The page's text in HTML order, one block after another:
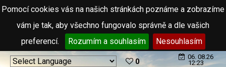
Pomocí cookies vás na našich stránkách poznáme a zobrazíme
vám je tak, aby všechno fungovalo správně a dle vašich
preferencí.
Rozumím a souhlasím Nesouhlasím
0
06. 08.26
12:23